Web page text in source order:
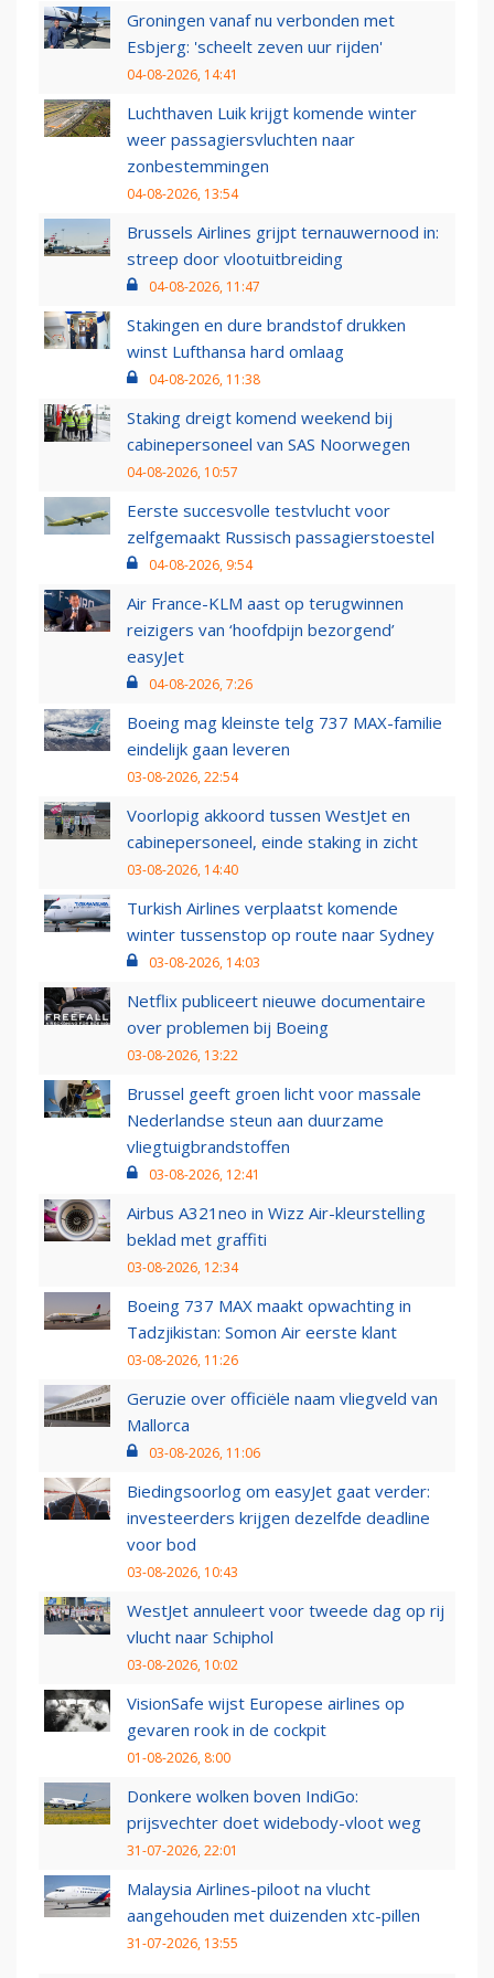
Groningen vanaf nu verbonden met
Esbjerg: 'scheelt zeven uur rijden'
04-08-2026, 14:41
Luchthaven Luik krijgt komende winter
weer passagiersvluchten naar
zonbestemmingen
04-08-2026, 13:54
Brussels Airlines grijpt ternauwernood in:
streep door vlootuitbreiding
04-08-2026, 11:47
Stakingen en dure brandstof drukken
winst Lufthansa hard omlaag
04-08-2026, 11:38
Staking dreigt komend weekend bij
cabinepersoneel van SAS Noorwegen
04-08-2026, 10:57
Eerste succesvolle testvlucht voor
zelfgemaakt Russisch passagierstoestel
04-08-2026, 9:54
Air France-KLM aast op terugwinnen
reizigers van ‘hoofdpijn bezorgend’
easyJet
04-08-2026, 7:26
Boeing mag kleinste telg 737 MAX-familie
eindelijk gaan leveren
03-08-2026, 22:54
Voorlopig akkoord tussen WestJet en
cabinepersoneel, einde staking in zicht
03-08-2026, 14:40
Turkish Airlines verplaatst komende
winter tussenstop op route naar Sydney
03-08-2026, 14:03
Netflix publiceert nieuwe documentaire
over problemen bij Boeing
03-08-2026, 13:22
Brussel geeft groen licht voor massale
Nederlandse steun aan duurzame
vliegtuigbrandstoffen
03-08-2026, 12:41
Airbus A321neo in Wizz Air-kleurstelling
beklad met graffiti
03-08-2026, 12:34
Boeing 737 MAX maakt opwachting in
Tadzjikistan: Somon Air eerste klant
03-08-2026, 11:26
Geruzie over officiële naam vliegveld van
Mallorca
03-08-2026, 11:06
Biedingsoorlog om easyJet gaat verder:
investeerders krijgen dezelfde deadline
voor bod
03-08-2026, 10:43
WestJet annuleert voor tweede dag op rij
vlucht naar Schiphol
03-08-2026, 10:02
VisionSafe wijst Europese airlines op
gevaren rook in de cockpit
01-08-2026, 8:00
Donkere wolken boven IndiGo:
prijsvechter doet widebody-vloot weg
31-07-2026, 22:01
Malaysia Airlines-piloot na vlucht
aangehouden met duizenden xtc-pillen
31-07-2026, 13:55